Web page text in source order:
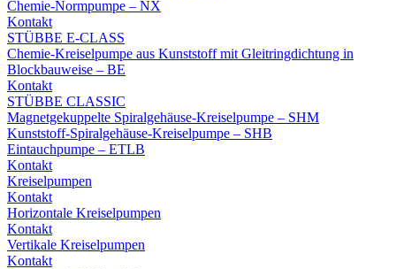
Chemie-Normpumpe – NX
Kontakt
STÜBBE E-CLASS
Chemie-Kreiselpumpe aus Kunststoff mit Gleitringdichtung in
Blockbauweise – BE
Kontakt
STÜBBE CLASSIC
Magnetgekuppelte Spiralgehäuse-Kreiselpumpe – SHM
Kunststoff-Spiralgehäuse-Kreiselpumpe – SHB
Eintauchpumpe – ETLB
Kontakt
Kreiselpumpen
Kontakt
Horizontale Kreiselpumpen
Kontakt
Vertikale Kreiselpumpen
Kontakt